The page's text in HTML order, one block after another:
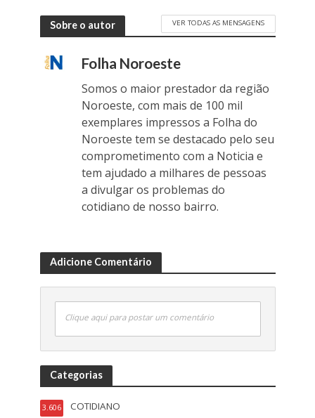
Sobre o autor VER TODAS AS MENSAGENS
Folha Noroeste
Somos o maior prestador da região
Noroeste, com mais de 100 mil
exemplares impressos a Folha do
Noroeste tem se destacado pelo seu
comprometimento com a Noticia e
tem ajudado a milhares de pessoas
a divulgar os problemas do
cotidiano de nosso bairro.
Adicione Comentário
Clique aqui para postar um comentário
Categorias
COTIDIANO
3.606